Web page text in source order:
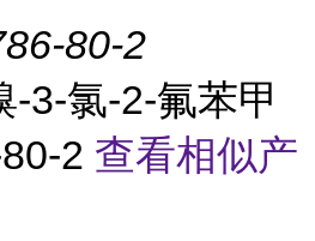
80-2
-3-氯-2-氟苯甲
2 查看相似产